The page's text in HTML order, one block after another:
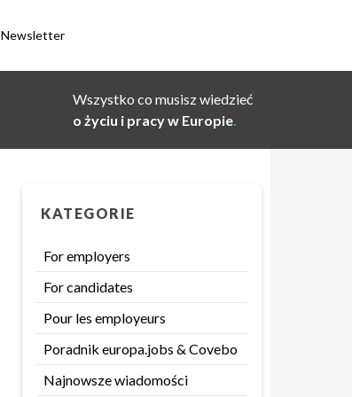
Newsletter
Wszystko co musisz wiedzieć
o życiu i pracy w Europie.
KATEGORIE
For employers
For candidates
Pour les employeurs
Poradnik europa.jobs & Covebo
Najnowsze wiadomości